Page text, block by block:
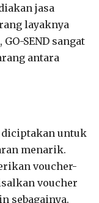
jasa
layaknya
SEND sangat
antara
diciptakan untuk
menarik.
voucher-
voucher
sebagainya.